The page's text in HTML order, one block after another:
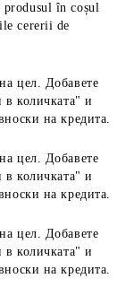
produsul în coșul
cererii de
цел. Добавете
в количката" и
на кредита.
цел. Добавете
в количката" и
на кредита.
цел. Добавете
в количката" и
на кредита.